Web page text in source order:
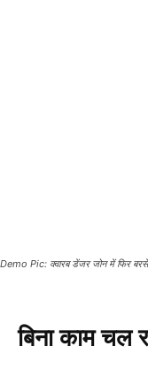
Demo Pic: क्वारब डेंजर जोन में फिर बरसे
बिना काम चल